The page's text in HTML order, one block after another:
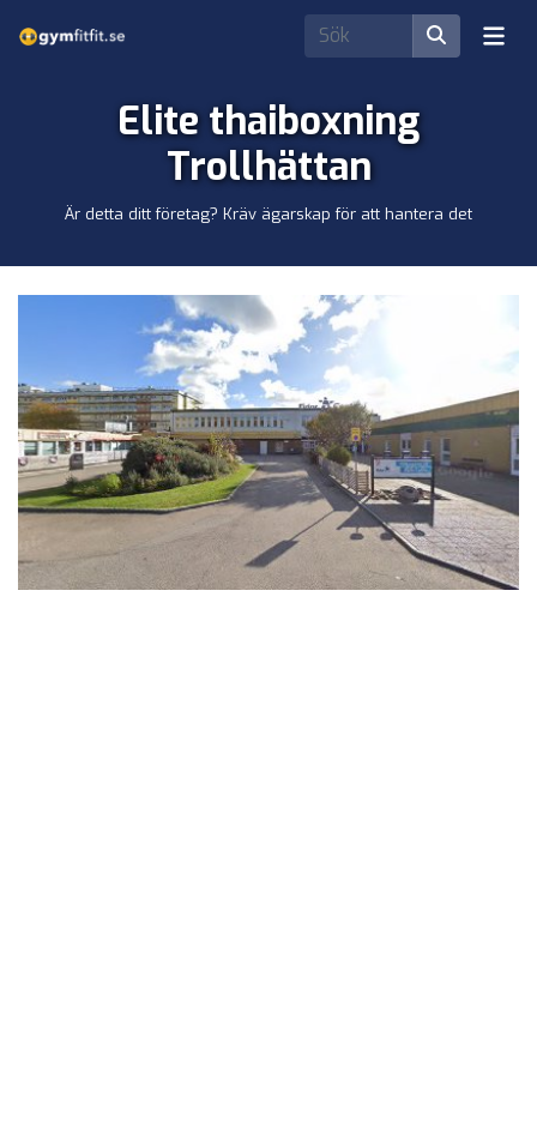
Elite thaiboxning
Trollhättan
Är detta ditt företag? Kräv ägarskap för att hantera det